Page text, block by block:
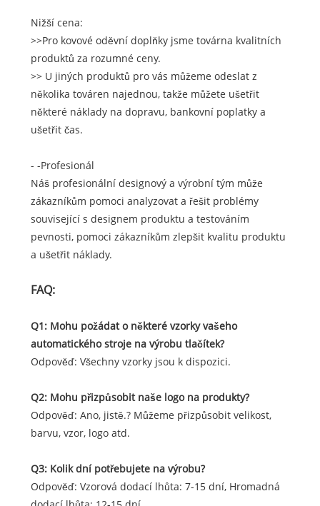
Nižší cena:
>>Pro kovové oděvní doplňky jsme továrna kvalitních
produktů za rozumné ceny.
>> U jiných produktů pro vás můžeme odeslat z
několika továren najednou, takže můžete ušetřit
některé náklady na dopravu, bankovní poplatky a
ušetřit čas.
- -Profesionál
Náš profesionální designový a výrobní tým může
zákazníkům pomoci analyzovat a řešit problémy
související s designem produktu a testováním
pevnosti, pomoci zákazníkům zlepšit kvalitu produktu
a ušetřit náklady.
FAQ:
Q1: Mohu požádat o některé vzorky vašeho
automatického stroje na výrobu tlačítek?
Odpověď: Všechny vzorky jsou k dispozici.
Q2: Mohu přizpůsobit naše logo na produkty?
Odpověď: Ano, jistě.? Můžeme přizpůsobit velikost,
barvu, vzor, ​​logo atd.
Q3: Kolik dní potřebujete na výrobu?
Odpověď: Vzorová dodací lhůta: 7-15 dní, Hromadná